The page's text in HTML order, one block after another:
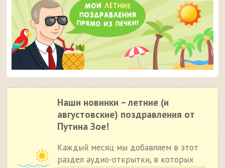
Наши новинки – летние (и
августовские) поздравления от
Путина Зое!
Каждый месяц мы добавляем в этот
раздел аудио-открытки, в которых